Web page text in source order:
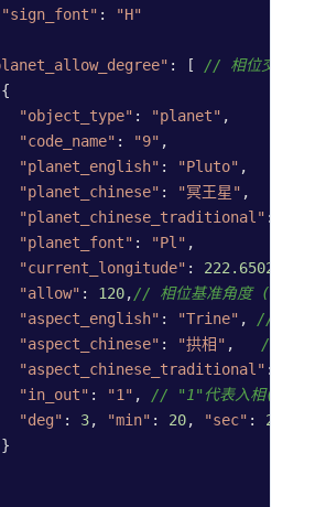
"sign_font" :
"H"
: [ // 相位交角列表
"object_type" : "planet" ,
"code_name" : "9" ,
"planet_english" : "Pluto" ,
"planet_chinese" : "冥王星" ,
"planet_chinese_traditional" :
"planet_font" : "Pl" ,
"current_longitude" : 222.650268
"allow" : 120,// 相位基准角度 (0/30/
"aspect_english" : "Trine" , //相位英
"aspect_chinese" : "拱相" , //相位中
"aspect_chinese_traditional" :
"in_out" : "1" , // "1"代表入相(能量
"deg" : 3, "min" : 20, "sec" : 2